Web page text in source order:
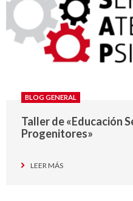
BLOG GENERAL
Taller de «Educación
Progenitores»
LEER MÁS